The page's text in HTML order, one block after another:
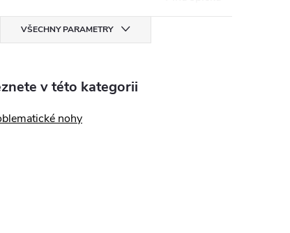
VŠECHNY PARAMETRY
v této kategorii
nohy